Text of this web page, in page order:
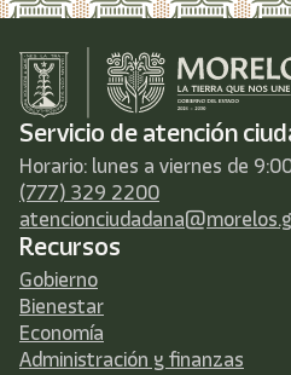
Servicio de atención
Horario: lunes a viernes de
(777) 329 2200
Recursos
Gobierno
Bienestar
Economía
Administración y finanzas